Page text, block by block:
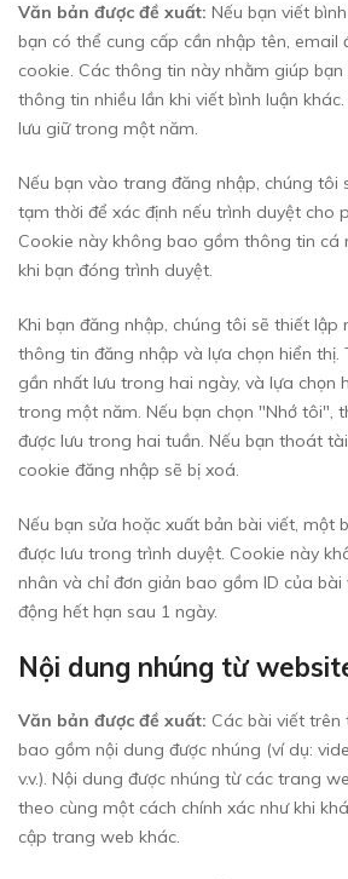
Văn bản được đề xuất: Nếu bạn viết
bạn có thể cung cấp cần nhập tên, email
cookie. Các thông tin này nhằm giúp
thông tin nhiều lần khi viết bình luận
lưu giữ trong một năm.
Nếu bạn vào trang đăng nhập, chúng tôi
tạm thời để xác định nếu trình duyệt cho
Cookie này không bao gồm thông tin cá
khi bạn đóng trình duyệt.
Khi bạn đăng nhập, chúng tôi sẽ thiết lập
thông tin đăng nhập và lựa chọn hiển thị.
gần nhất lưu trong hai ngày, và lựa chọn
trong một năm. Nếu bạn chọn "Nhớ tôi",
được lưu trong hai tuần. Nếu bạn thoát
cookie đăng nhập sẽ bị xoá.
Nếu bạn sửa hoặc xuất bản bài viết, một
được lưu trong trình duyệt. Cookie này
nhân và chỉ đơn giản bao gồm ID của
động hết hạn sau 1 ngày.
Nội dung nhúng từ
Văn bản được đề xuất: Các bài viết
bao gồm nội dung được nhúng (ví dụ:
v.v.). Nội dung được nhúng từ các trang
theo cùng một cách chính xác như khi
cập trang web khác.